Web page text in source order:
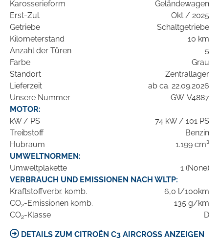
Karosserieform
Geländewagen
Erst-Zul.
Okt / 2025
Getriebe
Schaltgetriebe
Kilometerstand
10 km
Anzahl der Türen
5
Farbe
Grau
Standort
Zentrallager
Lieferzeit
ab ca. 22.09.2026
Unsere Nummer
GW-V4887
MOTOR:
kW / PS
74 kW / 101 PS
Treibstoff
Benzin
Hubraum
1.199 cm³
UMWELTNORMEN:
Umweltplakette
1 (None)
VERBRAUCH UND EMISSIONEN NACH WLTP:
Kraftstoffverbr. komb.
6,0 l/100km
CO2-Emissionen komb.
135 g/km
CO2-Klasse D
DETAILS ZUM CITROËN C3 AIRCROSS ANZEIGEN